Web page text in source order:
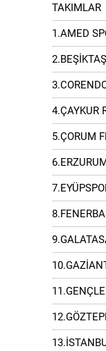
TAKIMLAR
1.AMED
4.ÇAYKUR
5.ÇORUM